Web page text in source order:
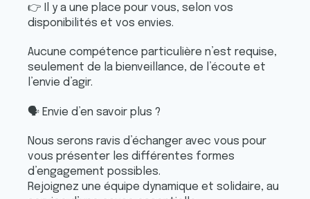
👉 Il y a une place pour vous, selon vos
disponibilités et vos envies.
Aucune compétence particulière n’est requise,
seulement de la bienveillance, de l’écoute et
l’envie d’agir.
🗣️ Envie d’en savoir plus ?
Nous serons ravis d’échanger avec vous pour
vous présenter les différentes formes
d’engagement possibles.
Rejoignez une équipe dynamique et solidaire, au